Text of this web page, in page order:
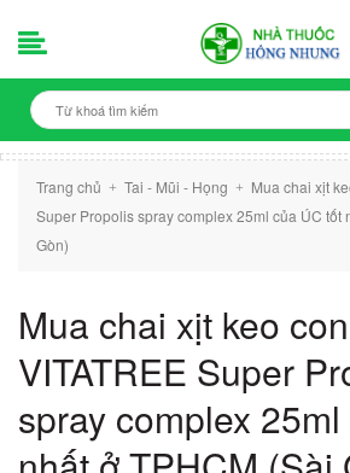
Trang chủ + Tai - Mũi - Họng +
Mua chai xịt
Super Propolis spray complex 25ml của ÚC tốt
Gòn)
Mua chai xịt keo
VITATREE Super
spray complex